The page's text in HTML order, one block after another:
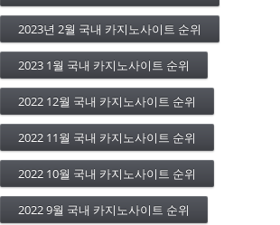
2023년 2월 국내 카지노사이트 순위
2023 1월 국내 카지노사이트 순위
2022 12월 국내 카지노사이트 순위
2022 11월 국내 카지노사이트 순위
2022 10월 국내 카지노사이트 순위
2022 9월 국내 카지노사이트 순위